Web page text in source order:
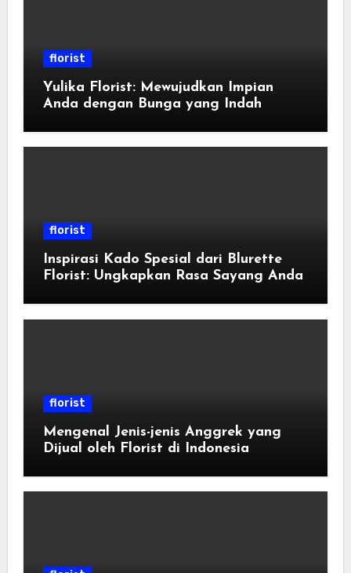
florist
Yulika Florist: Mewujudkan Impian
Anda dengan Bunga yang Indah
florist
Inspirasi Kado Spesial dari Blurette
Florist: Ungkapkan Rasa Sayang Anda
florist
Mengenal Jenis-jenis Anggrek yang
Dijual oleh Florist di Indonesia